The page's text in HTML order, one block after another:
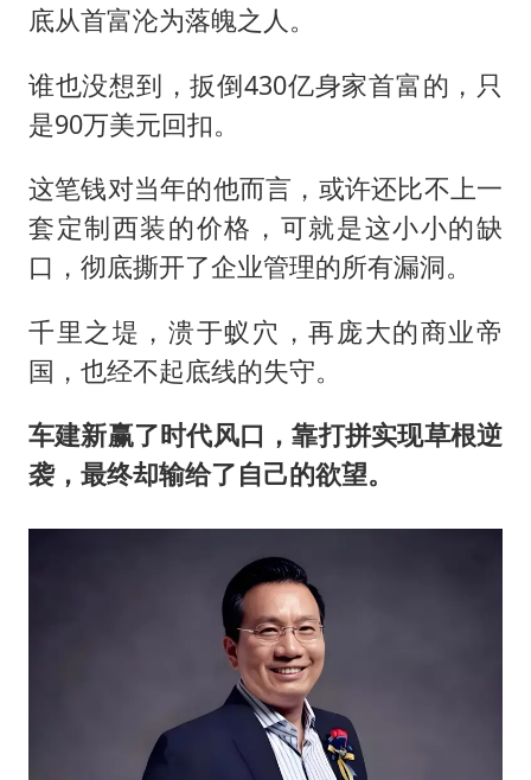
底从首富沦为落魄之人。
谁也没想到，扳倒430亿身家首富的，只
是90万美元回扣。
这笔钱对当年的他而言，或许还比不上一
套定制西装的价格，可就是这小小的缺
口，彻底撕开了企业管理的所有漏洞。
千里之堤，溃于蚁穴，再庞大的商业帝
国，也经不起底线的失守。
车建新赢了时代风口，靠打拼实现草根逆
袭，最终却输给了自己的欲望。